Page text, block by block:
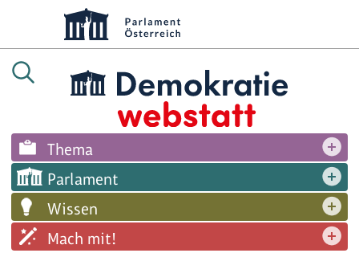
Thema
Parlament
Wissen
Mach mit!